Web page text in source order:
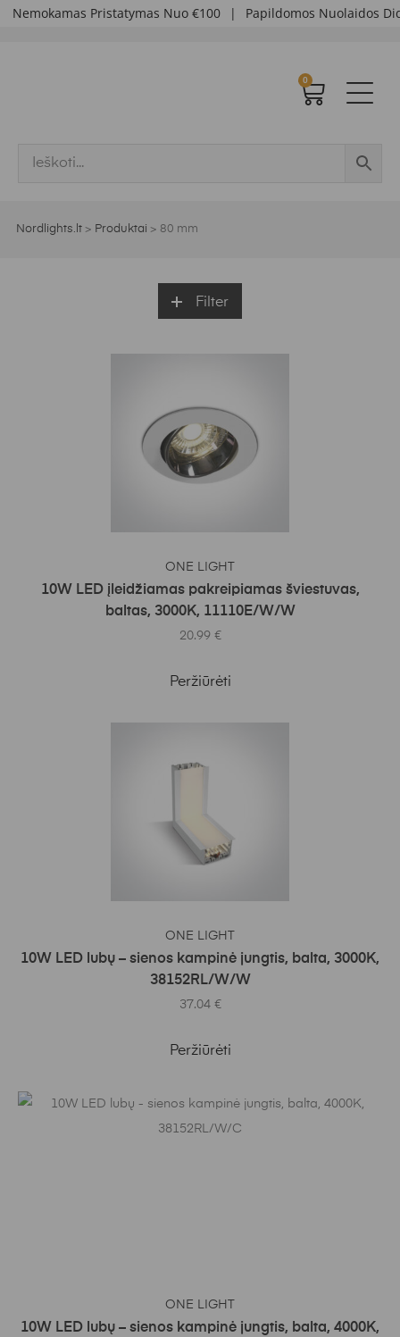
Pristatymas Nuo €100 | Papildomos Nuolaidos
0
Nordlights.lt > Produktai > 80 mm
Filter
ONE LIGHT
10W LED įleidžiamas pakreipiamas šviestuvas,
baltas, 3000K, 11110E/W/W
20.99 €
Peržiūrėti
ONE LIGHT
10W LED lubų – sienos kampinė jungtis, balta, 3000K,
38152RL/W/W
37.04 €
Peržiūrėti
ONE LIGHT
10W LED lubų – sienos kampinė jungtis, balta, 4000K,